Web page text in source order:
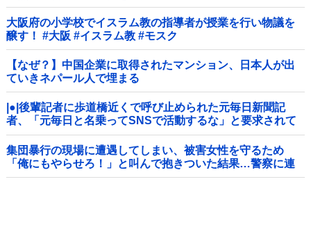
大阪府の小学校でイスラム教の指導者が授業を行い物議を
醸す！ #大阪 #イスラム教 #モスク
【なぜ？】中国企業に取得されたマンション、日本人が出
ていきネパール人で埋まる
|●|後輩記者に歩道橋近くで呼び止められた元毎日新聞記
者、「元毎日と名乗ってSNSで活動するな」と要求されて
しまい……
集団暴行の現場に遭遇してしまい、被害女性を守るため
「俺にもやらせろ！」と叫んで抱きついた結果…警察に連
行され〇〇扱いされる悲劇へ←機転を利かせた結果が裏目